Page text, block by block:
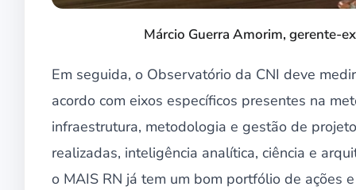
Márcio Guerra Amorim, gerente-
Em seguida, o Observatório da CNI deve
acordo com eixos específicos presentes na
infraestrutura, metodologia e gestão de
realizadas, inteligência analítica, ciência e
o MAIS RN já tem um bom portfólio de ações